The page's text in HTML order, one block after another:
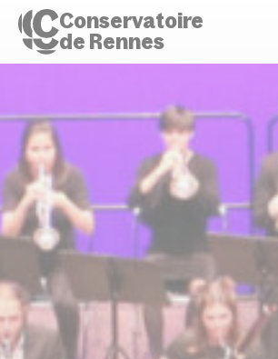
Conservatoire
de Rennes
Enseignements
Saison culturelle
Actions d'éducation
Bibliothèque musicale